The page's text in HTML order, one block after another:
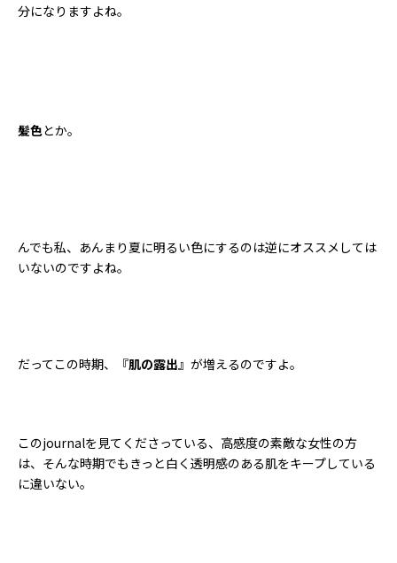
分になりますよね。
髪色とか。
んでも私、あんまり夏に明るい色にするのは逆にオススメしては
いないのですよね。
だってこの時期、『肌の露出 』が増えるのですよ。
このjournalを見てくださっている、高感度の素敵な女性の方
は、そんな時期でもきっと白く透明感のある肌をキープしている
に違いない。